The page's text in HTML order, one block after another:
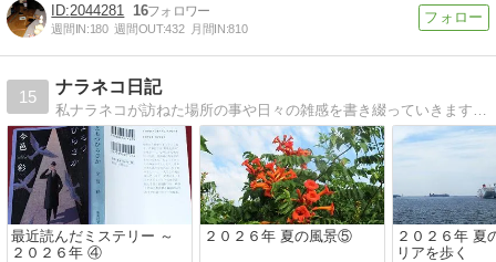
2044281 16
週間IN:180 週間OUT:432 月間IN:810
15
ナラネコ日記
最近読んだミステリー ～
２０２６年 ④
２０２６年 夏の風景⑤
２０２６年 夏
リアを歩く